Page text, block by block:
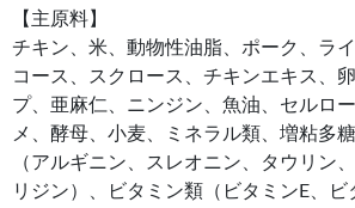
【主原料】
チキン、米、動物性油脂、ポーク、ラ
コース、スクロース、チキンエキス、
プ、亜麻仁、ニンジン、魚油、セルロ
メ、酵母、小麦、ミネラル類、増粘多
（アルギニン、スレオニン、タウリン
リジン）、ビタミン類（ビタミンE、ビ